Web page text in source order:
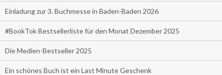
Einladung zur 3. Buchmesse in Baden-Baden 2026
#BookTok Bestsellerliste für den Monat Dezember 2025
Die Medien-Bestseller 2025
Ein schönes Buch ist ein Last Minute Geschenk